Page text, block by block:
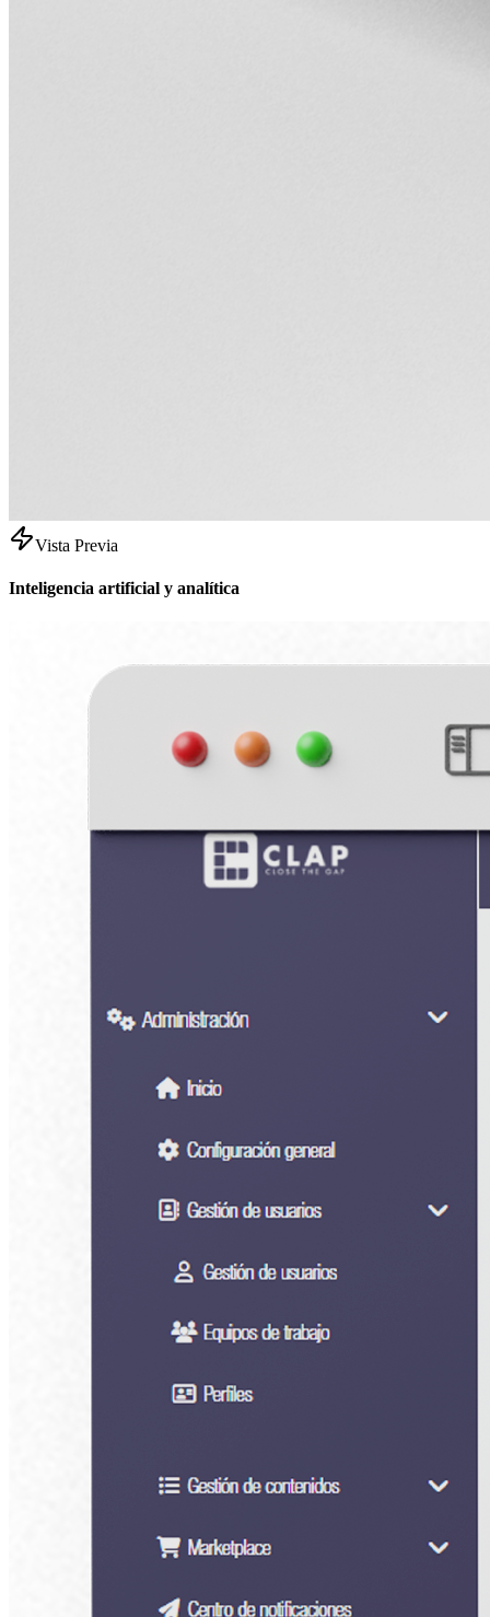
Vista Previa
Inteligencia artificial y analítica